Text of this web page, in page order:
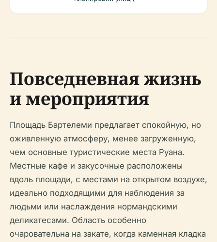
Повседневная жизнь
и мероприятия
Площадь Бартелеми предлагает спокойную, но
оживленную атмосферу, менее загруженную,
чем основные туристические места Руана.
Местные кафе и закусочные расположены
вдоль площади, с местами на открытом воздухе,
идеально подходящими для наблюдения за
людьми или наслаждения нормандскими
деликатесами. Область особенно
очаровательна на закате, когда каменная кладка